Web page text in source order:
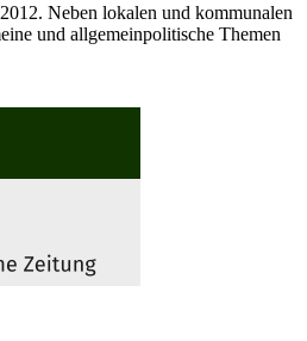
Neben lokalen und kommunalen
und allgemeinpolitische Themen